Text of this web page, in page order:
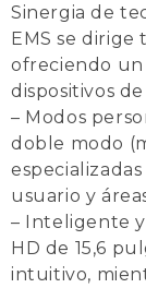
Sinergia de
EMS se dirige
ofreciendo
dispositivos
– Modos
doble modo
usuario y
– Inteligente
HD de 15,6
intuitivo,